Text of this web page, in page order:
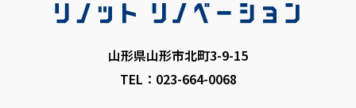
山形県山形市北町3-9-15
TEL：023-664-0068